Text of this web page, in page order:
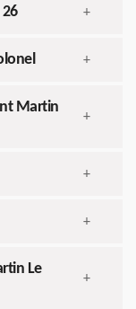
+
+
Martin
+
+
+
Le
+